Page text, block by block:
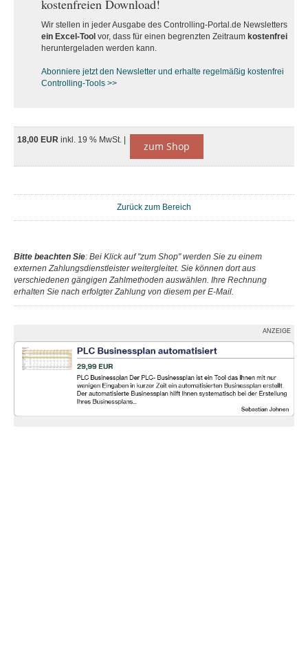
kostenfreien Download!
Wir stellen in jeder Ausgabe des Controlling-Portal.de Newsletters
ein Excel-Tool vor, dass für einen begrenzten Zeitraum kostenfrei
heruntergeladen werden kann.
Abonniere jetzt den Newsletter und erhalte regelmäßig kostenfrei
Controlling-Tools >>
18,00 EUR inkl. 19 % MwSt. | zum Shop
Zurück zum Bereich
Bitte beachten Sie: Bei Klick auf "zum Shop" werden Sie zu einem
externen Zahlungsdienstleister weitergleitet. Sie können dort aus
verschiedenen gängigen Zahlmethoden auswählen. Ihre Rechnung
erhalten Sie nach erfolgter Zahlung von diesem per E-Mail.
ANZEIGE